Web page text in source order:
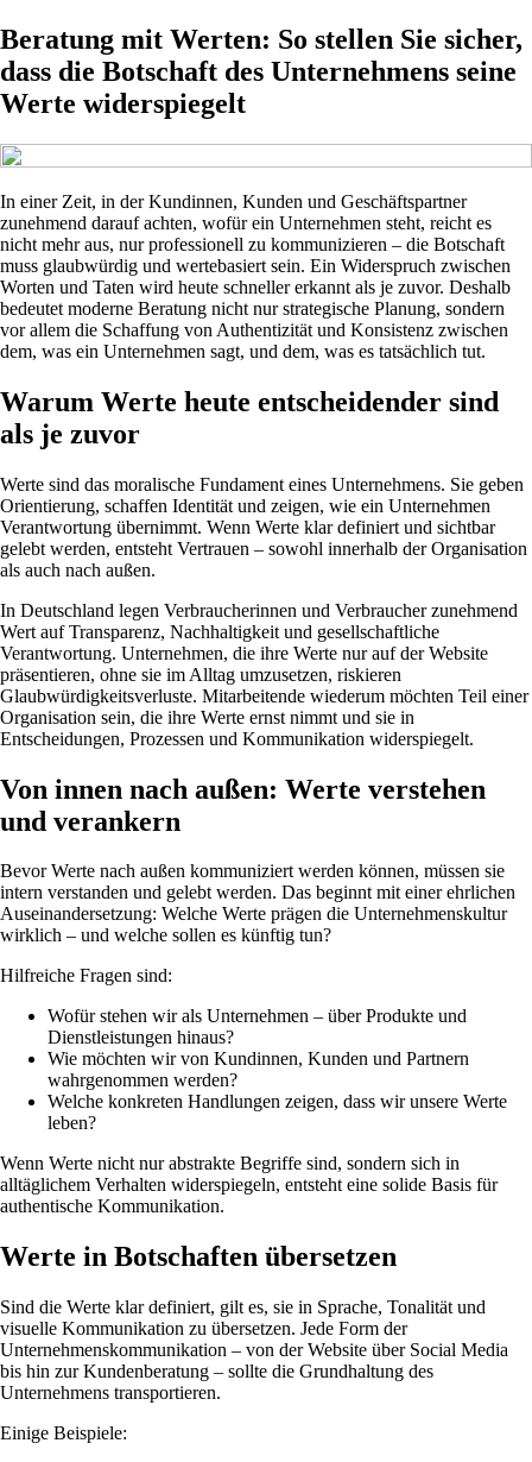
Beratung mit Werten: So stellen Sie sicher,
dass die Botschaft des Unternehmens seine
Werte widerspiegelt
In einer Zeit, in der Kundinnen, Kunden und Geschäftspartner
zunehmend darauf achten, wofür ein Unternehmen steht, reicht es
nicht mehr aus, nur professionell zu kommunizieren – die Botschaft
muss glaubwürdig und wertebasiert sein. Ein Widerspruch zwischen
Worten und Taten wird heute schneller erkannt als je zuvor. Deshalb
bedeutet moderne Beratung nicht nur strategische Planung, sondern
vor allem die Schaffung von Authentizität und Konsistenz zwischen
dem, was ein Unternehmen sagt, und dem, was es tatsächlich tut.
Warum Werte heute entscheidender sind
als je zuvor
Werte sind das moralische Fundament eines Unternehmens. Sie geben
Orientierung, schaffen Identität und zeigen, wie ein Unternehmen
Verantwortung übernimmt. Wenn Werte klar definiert und sichtbar
gelebt werden, entsteht Vertrauen – sowohl innerhalb der Organisation
als auch nach außen.
In Deutschland legen Verbraucherinnen und Verbraucher zunehmend
Wert auf Transparenz, Nachhaltigkeit und gesellschaftliche
Verantwortung. Unternehmen, die ihre Werte nur auf der Website
präsentieren, ohne sie im Alltag umzusetzen, riskieren
Glaubwürdigkeitsverluste. Mitarbeitende wiederum möchten Teil einer
Organisation sein, die ihre Werte ernst nimmt und sie in
Entscheidungen, Prozessen und Kommunikation widerspiegelt.
Von innen nach außen: Werte verstehen
und verankern
Bevor Werte nach außen kommuniziert werden können, müssen sie
intern verstanden und gelebt werden. Das beginnt mit einer ehrlichen
Auseinandersetzung: Welche Werte prägen die Unternehmenskultur
wirklich – und welche sollen es künftig tun?
Hilfreiche Fragen sind:
Wofür stehen wir als Unternehmen – über Produkte und
Dienstleistungen hinaus?
Wie möchten wir von Kundinnen, Kunden und Partnern
wahrgenommen werden?
Welche konkreten Handlungen zeigen, dass wir unsere Werte
leben?
Wenn Werte nicht nur abstrakte Begriffe sind, sondern sich in
alltäglichem Verhalten widerspiegeln, entsteht eine solide Basis für
authentische Kommunikation.
Werte in Botschaften übersetzen
Sind die Werte klar definiert, gilt es, sie in Sprache, Tonalität und
visuelle Kommunikation zu übersetzen. Jede Form der
Unternehmenskommunikation – von der Website über Social Media
bis hin zur Kundenberatung – sollte die Grundhaltung des
Unternehmens transportieren.
Einige Beispiele: